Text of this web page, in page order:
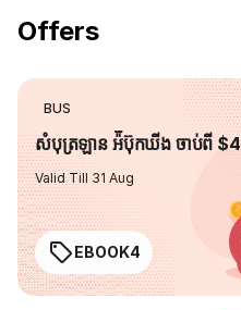
Offers
BUS
សំបុត្រឡាន អ៉ីប៊ុកឃីង ចាប់ពី $4
Valid Till 31 Aug
EBOOK4